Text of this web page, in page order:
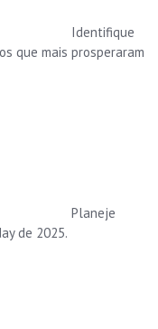
Identifique
que mais prosperaram
Planeje
de 2025.